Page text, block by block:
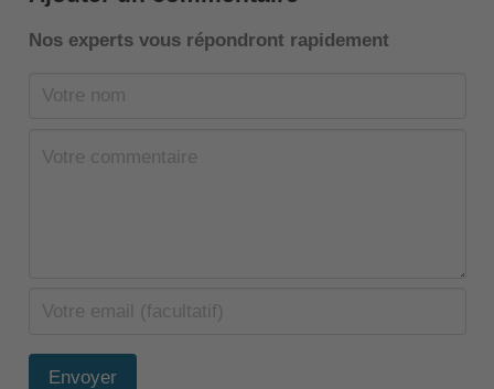
Nos experts vous répondront rapidement
Envoyer